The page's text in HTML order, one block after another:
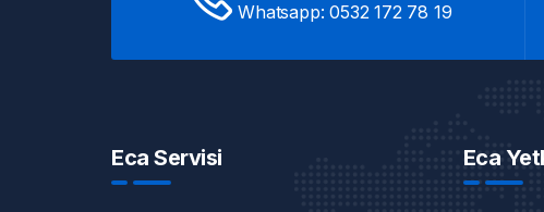
Whatsapp: 0532 172 78 19
Eca Servisi Eca